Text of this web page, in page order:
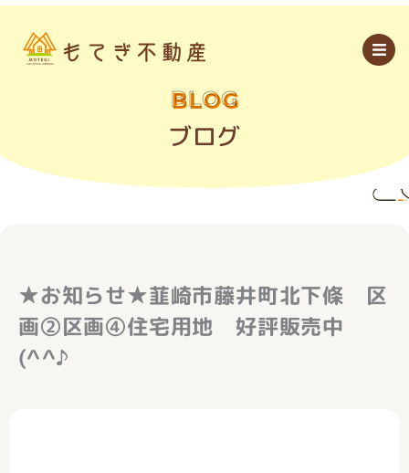
内
BLOG
ブログ
★お知らせ★韮崎市藤井町北下條 区
画②区画④住宅用地 好評販売中
(^^♪